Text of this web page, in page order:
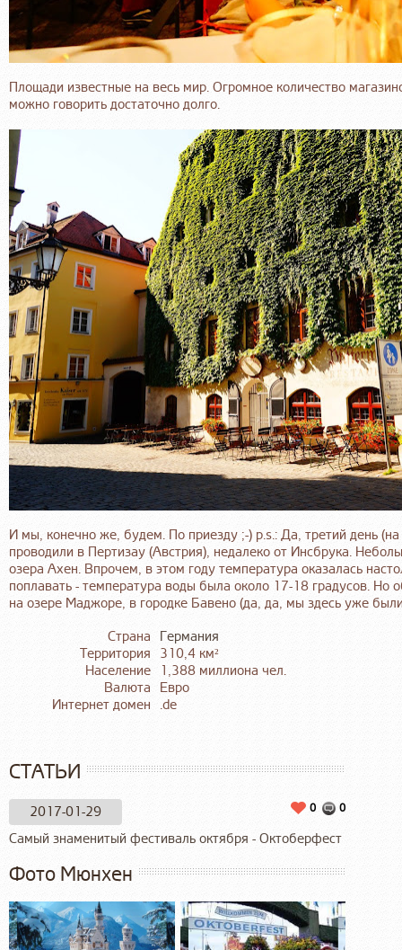
Площади известные на весь мир. Огромное количество
можно говорить достаточно долго.
И мы, конечно же, будем. По приезду ;-) p.s.: Да, третий день
проводили в Пертизау (Австрия), недалеко от Инсбрука.
озера Ахен. Впрочем, в этом году температура оказалась
поплавать - температура воды была около 17-18 градусов. Но
на озере Маджоре, в городке Бавено (да, да, мы здесь уже
Страна
Германия
Территория
310,4 км²
Население
1,388 миллиона чел.
Валюта
Евро
Интернет домен
.de
СТАТЬИ
2017-01-29 0
0
Самый знаменитый фестиваль октября - Октоберфест
Фото Мюнхен